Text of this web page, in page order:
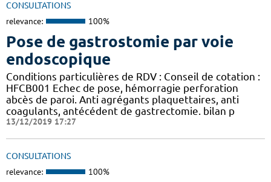
CONSULTATIONS
relevance: 100%
Pose de gastrostomie par voie
endoscopique
Conditions particulières de RDV : Conseil de cotation :
HFCB001 Echec de pose, hémorragie perforation
abcès de paroi. Anti agrégants plaquettaires, anti
coagulants, antécédent de gastrectomie. bilan p
13/12/2019 17:27
CONSULTATIONS
relevance: 100%